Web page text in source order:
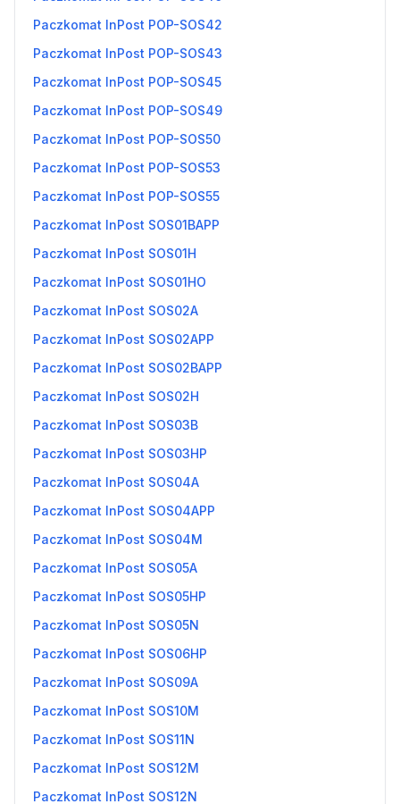
Paczkomat InPost POP-SOS42
Paczkomat InPost POP-SOS43
Paczkomat InPost POP-SOS45
Paczkomat InPost POP-SOS49
Paczkomat InPost POP-SOS50
Paczkomat InPost POP-SOS53
Paczkomat InPost POP-SOS55
Paczkomat InPost SOS01BAPP
Paczkomat InPost SOS01H
Paczkomat InPost SOS01HO
Paczkomat InPost SOS02A
Paczkomat InPost SOS02APP
Paczkomat InPost SOS02BAPP
Paczkomat InPost SOS02H
Paczkomat InPost SOS03B
Paczkomat InPost SOS03HP
Paczkomat InPost SOS04A
Paczkomat InPost SOS04APP
Paczkomat InPost SOS04M
Paczkomat InPost SOS05A
Paczkomat InPost SOS05HP
Paczkomat InPost SOS05N
Paczkomat InPost SOS06HP
Paczkomat InPost SOS09A
Paczkomat InPost SOS10M
Paczkomat InPost SOS11N
Paczkomat InPost SOS12M
Paczkomat InPost SOS12N